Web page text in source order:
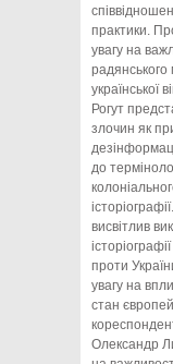
практики.
увагу на
радянського
української
Рогут
злочин як
до
висвітлив
проти
увагу на
стан
Олександр